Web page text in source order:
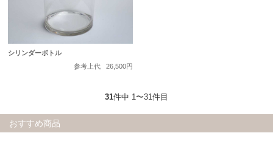
シリンダーボトル
参考上代
26,500円
31件中 1〜31件目
おすすめ商品